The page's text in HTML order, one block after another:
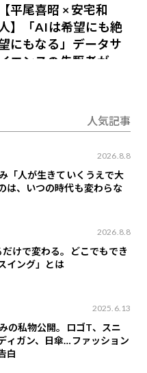
【平尾喜昭 × 安宅和
人】「AIは希望にも絶
にもなる」データサ
イエンスの先駆者が語
人気記事
2026.8.8
「人が生きていくうえで大
は、いつの時代も変わらな
2026.8.8
けで変わる。どこでもでき
イング」とは
2025.6.13
の私物公開。ロゴT、スニ
ィガン、日傘…ファッション
白